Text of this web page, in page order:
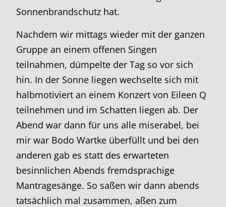
Sonnenbrandschutz hat.
Nachdem wir mittags wieder mit der ganzen
Gruppe an einem offenen Singen
teilnahmen, dümpelte der Tag so vor sich
hin. In der Sonne liegen wechselte sich mit
halbmotiviert an einem Konzert von Eileen Q
teilnehmen und im Schatten liegen ab. Der
Abend war dann für uns alle miserabel, bei
mir war Bodo Wartke überfüllt und bei den
anderen gab es statt des erwarteten
besinnlichen Abends fremdsprachige
Mantragesänge. So saßen wir dann abends
tatsächlich mal zusammen, aßen zum